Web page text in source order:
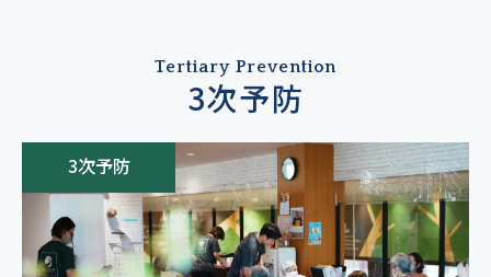
Tertiary Prevention
3次予防
3次予防